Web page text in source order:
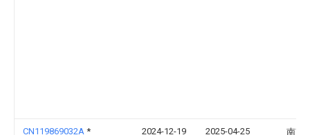
CN119869032A * 2024-12-19 2025-04-25 南京